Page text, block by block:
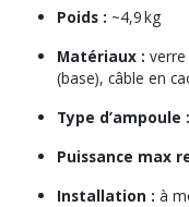
Poids : ~4,9 kg
Matériaux :
(base), câble en
Type d’ampoule :
Puissance max
Installation : à